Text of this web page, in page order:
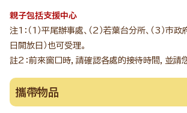
親子包括支援中心
注1：（1）平尾辦事處、（2）若葉台分所、（3）市
日開放日）也可受理。
註2：前來窗口時，請確認各處的接待時間，並請
攜帶物品